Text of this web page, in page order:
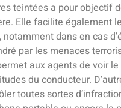
teintées a pour objectif
Elle facilite également
notamment dans en cas
par les menaces
aux agents de voir
du conducteur.
toutes sortes